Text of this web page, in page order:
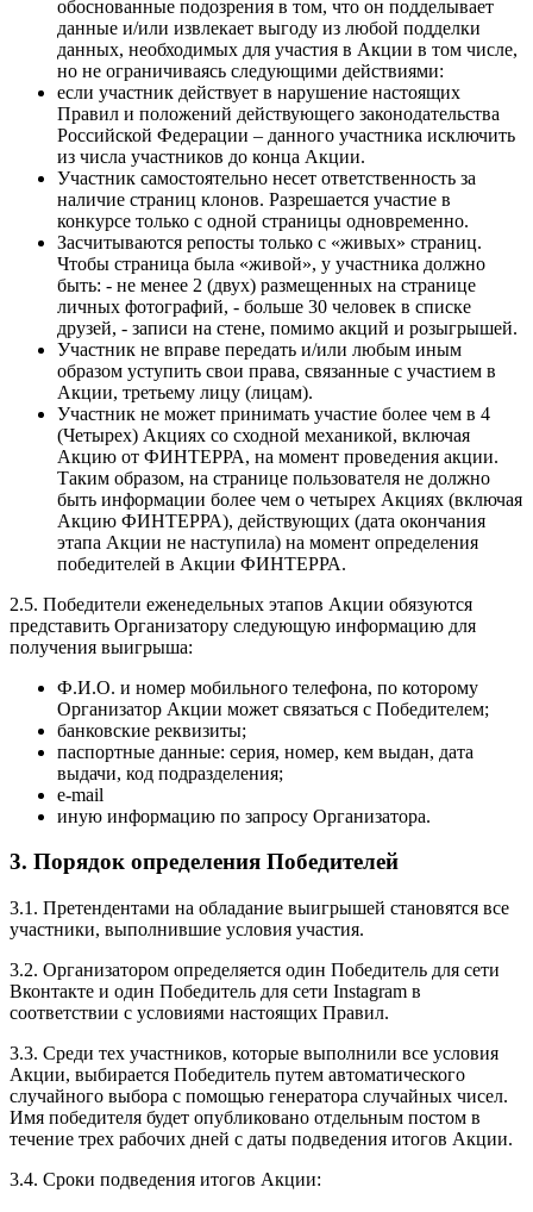
обоснованные подозрения в том, что он подделывает
данные и/или извлекает выгоду из любой подделки
данных, необходимых для участия в Акции в том числе,
но не ограничиваясь следующими действиями:
если участник действует в нарушение настоящих
Правил и положений действующего законодательства
Российской Федерации – данного участника исключить
из числа участников до конца Акции.
Участник самостоятельно несет ответственность за
наличие страниц клонов. Разрешается участие в
конкурсе только с одной страницы одновременно.
Засчитываются репосты только с «живых» страниц.
Чтобы страница была «живой», у участника должно
быть: - не менее 2 (двух) размещенных на странице
личных фотографий, - больше 30 человек в списке
друзей, - записи на стене, помимо акций и розыгрышей.
Участник не вправе передать и/или любым иным
образом уступить свои права, связанные с участием в
Акции, третьему лицу (лицам).
Участник не может принимать участие более чем в 4
(Четырех) Акциях со сходной механикой, включая
Акцию от ФИНТЕРРА, на момент проведения акции.
Таким образом, на странице пользователя не должно
быть информации более чем о четырех Акциях (включая
Акцию ФИНТЕРРА), действующих (дата окончания
этапа Акции не наступила) на момент определения
победителей в Акции ФИНТЕРРА.
2.5. Победители еженедельных этапов Акции обязуются
представить Организатору следующую информацию для
получения выигрыша:
Ф.И.О. и номер мобильного телефона, по которому
Организатор Акции может связаться с Победителем;
банковские реквизиты;
паспортные данные: серия, номер, кем выдан, дата
выдачи, код подразделения;
e-mail
иную информацию по запросу Организатора.
3. Порядок определения Победителей
3.1. Претендентами на обладание выигрышей становятся все
участники, выполнившие условия участия.
3.2. Организатором определяется один Победитель для сети
Вконтакте и один Победитель для сети Instagram в
соответствии с условиями настоящих Правил.
3.3. Среди тех участников, которые выполнили все условия
Акции, выбирается Победитель путем автоматического
случайного выбора с помощью генератора случайных чисел.
Имя победителя будет опубликовано отдельным постом в
течение трех рабочих дней с даты подведения итогов Акции.
3.4. Сроки подведения итогов Акции: